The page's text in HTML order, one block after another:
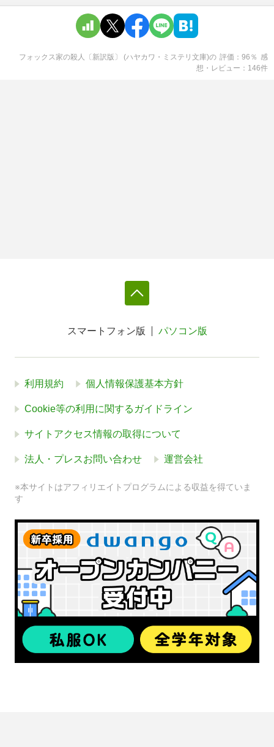
フォックス家の殺人〔新訳版〕 (ハヤカワ・ミステリ文庫)の 評価 96 ％ 感
想・レビュー
146件
スマートフォン版 パソコン版
利用規約 個人情報保護基本方針
Cookie等の利用に関するガイドライン
サイトアクセス情報の取得について
法人・プレスお問い合わせ 運営会社
※本サイトはアフィリエイトプログラムによる収益を得ていま
す